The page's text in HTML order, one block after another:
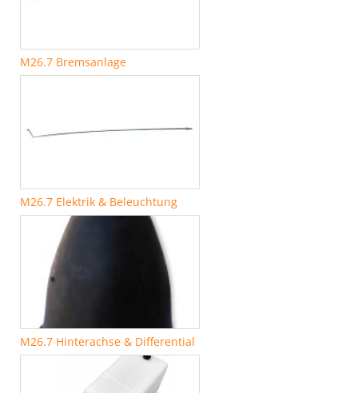
M26.7 Bremsanlage
M26.7 Elektrik & Beleuchtung
M26.7 Hinterachse & Differential